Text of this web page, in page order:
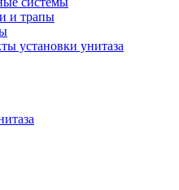
и трапы
установки унитаза